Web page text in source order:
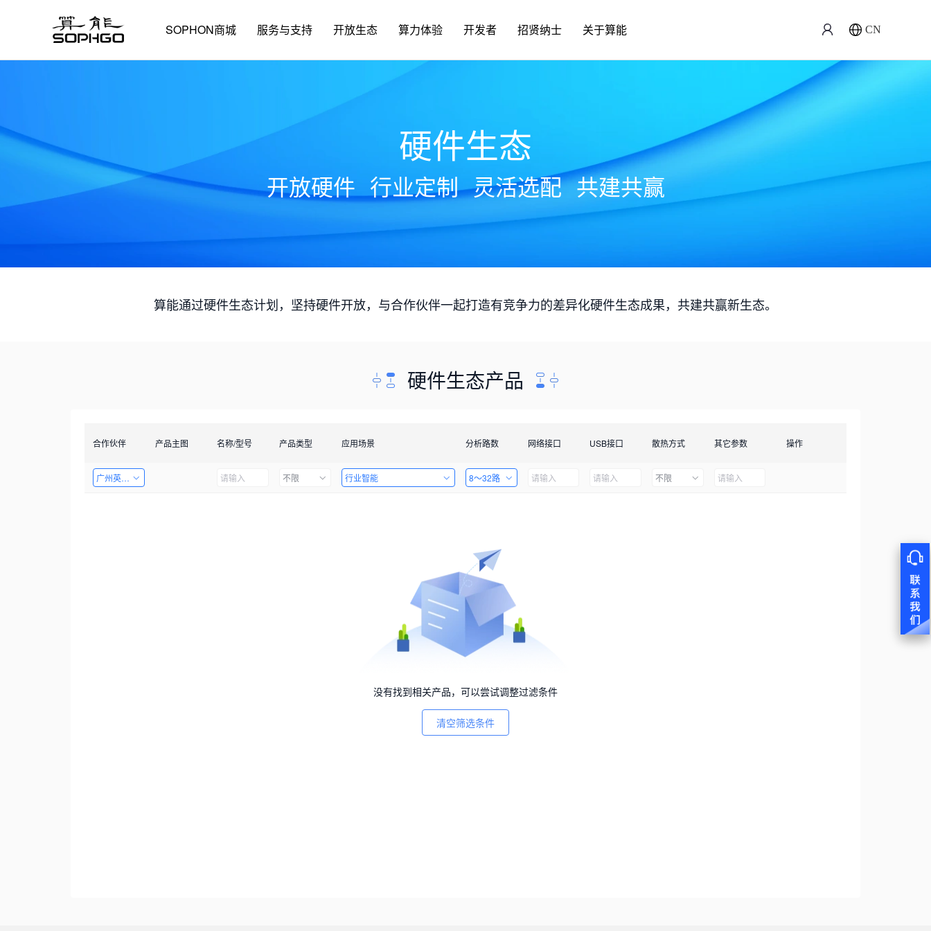
SOPHON商城 服务与支持 开放生态 算力体验 开发者 招贤纳士 关于算能 CN
硬件生态
开放硬件 行业定制 灵活选配 共建共赢
算能通过硬件生态计划，坚持硬件开放，与合作伙伴一起打造有竞争力的差异化硬件生态成果，共建共赢新生态。
硬件生态产品
合作伙伴 产品主图 名称/型号 产品类型 应用场景 分析路数 网络接口 USB接口 散热方式 其它参数 操作
广州英码信息科技有限公司 不限 行业智能 8～32路 不限
没有找到相关产品，可以尝试调整过滤条件
清空筛选条件